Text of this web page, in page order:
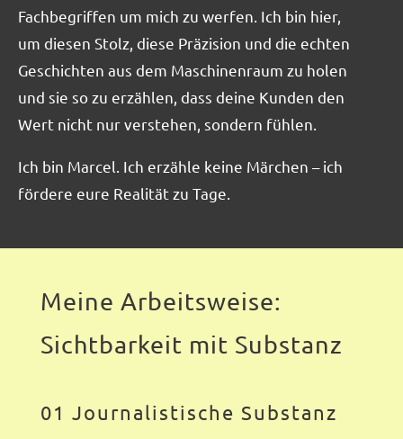
Fachbegriffen um mich zu werfen. Ich bin hier,
um diesen Stolz, diese Präzision und die echten
Geschichten aus dem Maschinenraum zu holen
und sie so zu erzählen, dass deine Kunden den
Wert nicht nur verstehen, sondern fühlen.
Ich bin Marcel. Ich erzähle keine Märchen – ich
fördere eure Realität zu Tage.
Meine Arbeitsweise:
Sichtbarkeit mit Substanz
01 Journalistische Substanz